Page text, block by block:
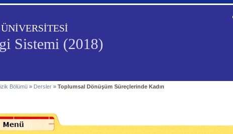
Sistemi (2018)
Bölümü » Dersler »Toplumsal Dönüşüm Süreçlerinde Kadın